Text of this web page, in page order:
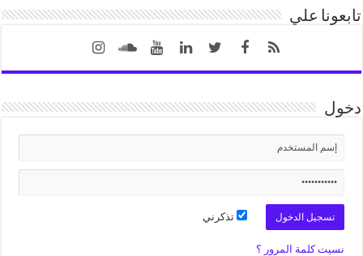
تابعونا علي
دخول
تذكرني
نسيت كلمة المرور ؟